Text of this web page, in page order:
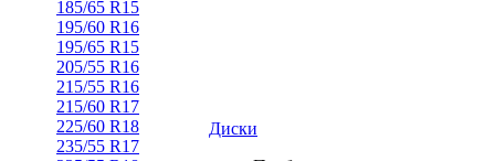
185/65 R15
195/60 R16
195/65 R15
205/55 R16
215/55 R16
215/60 R17
225/60 R18
235/55 R17
Диски